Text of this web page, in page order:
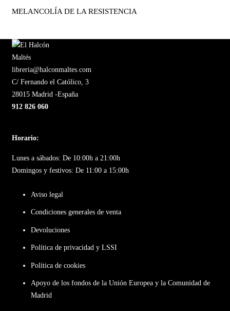
MELANCOLÍA DE LA RESISTENCIA
libreria@halconmaltes.com
C/ Fernando el Católico, 3
28015 Madrid -España
912 826 060
Horario:
Lunes a sábados: De 10:00h a 21:00h
Domingos y festivos: De 11:00 a 15:00h
Aviso legal
Condiciones generales de venta
Devoluciones
Política de privacidad y LSSI
Política de cookies
Apoyo de los fondos de la Unión Europea y la Comunidad de
Madrid